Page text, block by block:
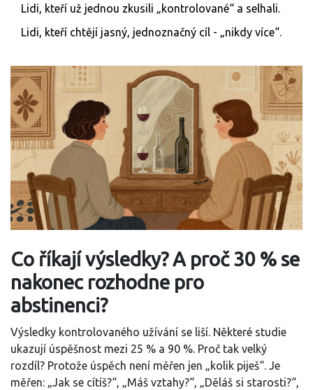
Lidi, kteří už jednou zkusili „kontrolované“ a selhali.
Lidi, kteří chtějí jasný, jednoznačný cíl - „nikdy více“.
Co říkají výsledky? A proč 30 % se
nakonec rozhodne pro
abstinenci?
Výsledky kontrolovaného užívání se liší. Některé studie
ukazují úspěšnost mezi 25 % a 90 %. Proč tak velký
rozdíl? Protože úspěch není měřen jen „kolik piješ“. Je
měřen: „Jak se cítíš?“, „Máš vztahy?“, „Děláš si starosti?“,